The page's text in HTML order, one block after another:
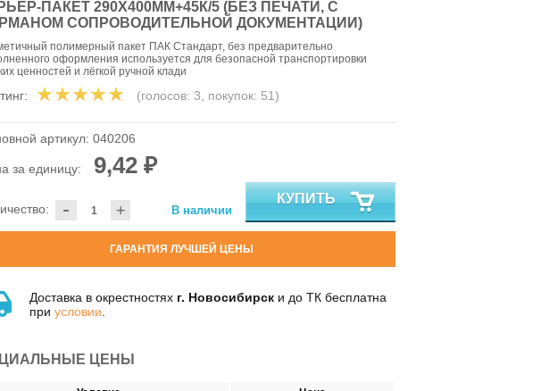
ПАКЕТ 290Х400ММ+45К/5 (БЕЗ ПЕЧАТИ, С
СОПРОВОДИТЕЛЬНОЙ ДОКУМЕНТАЦИИ)
полимерный пакет ПАК Стандарт, без предварительно
оформления используется для безопасной транспортировки
ценностей и лёгкой ручной клади
(голосов: 3, покупок: 51)
артикул: 040206
за единицу: 9,42 ₽
- + В наличии
КУПИТЬ
ГАРАНТИЯ ЛУЧШЕЙ ЦЕНЫ
Доставка в окрестностях г. Новосибирск и до ТК бесплатна
при условии
ЦЕНЫ